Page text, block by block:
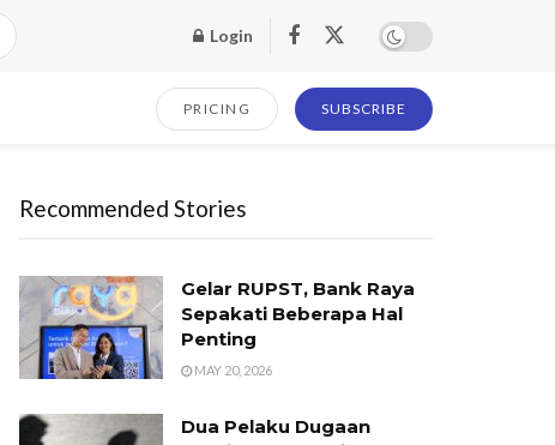
Login
PRICING SUBSCRIBE
Recommended Stories
Gelar RUPST, Bank Raya
Sepakati Beberapa Hal
Penting
MAY 20, 2026
Dua Pelaku Dugaan